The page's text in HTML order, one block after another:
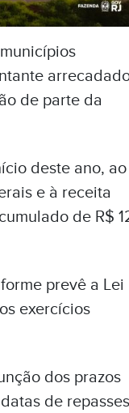
de parte da
deste ano, ao
e à receita
de R$
prevê a Lei
exercícios
dos prazos
de